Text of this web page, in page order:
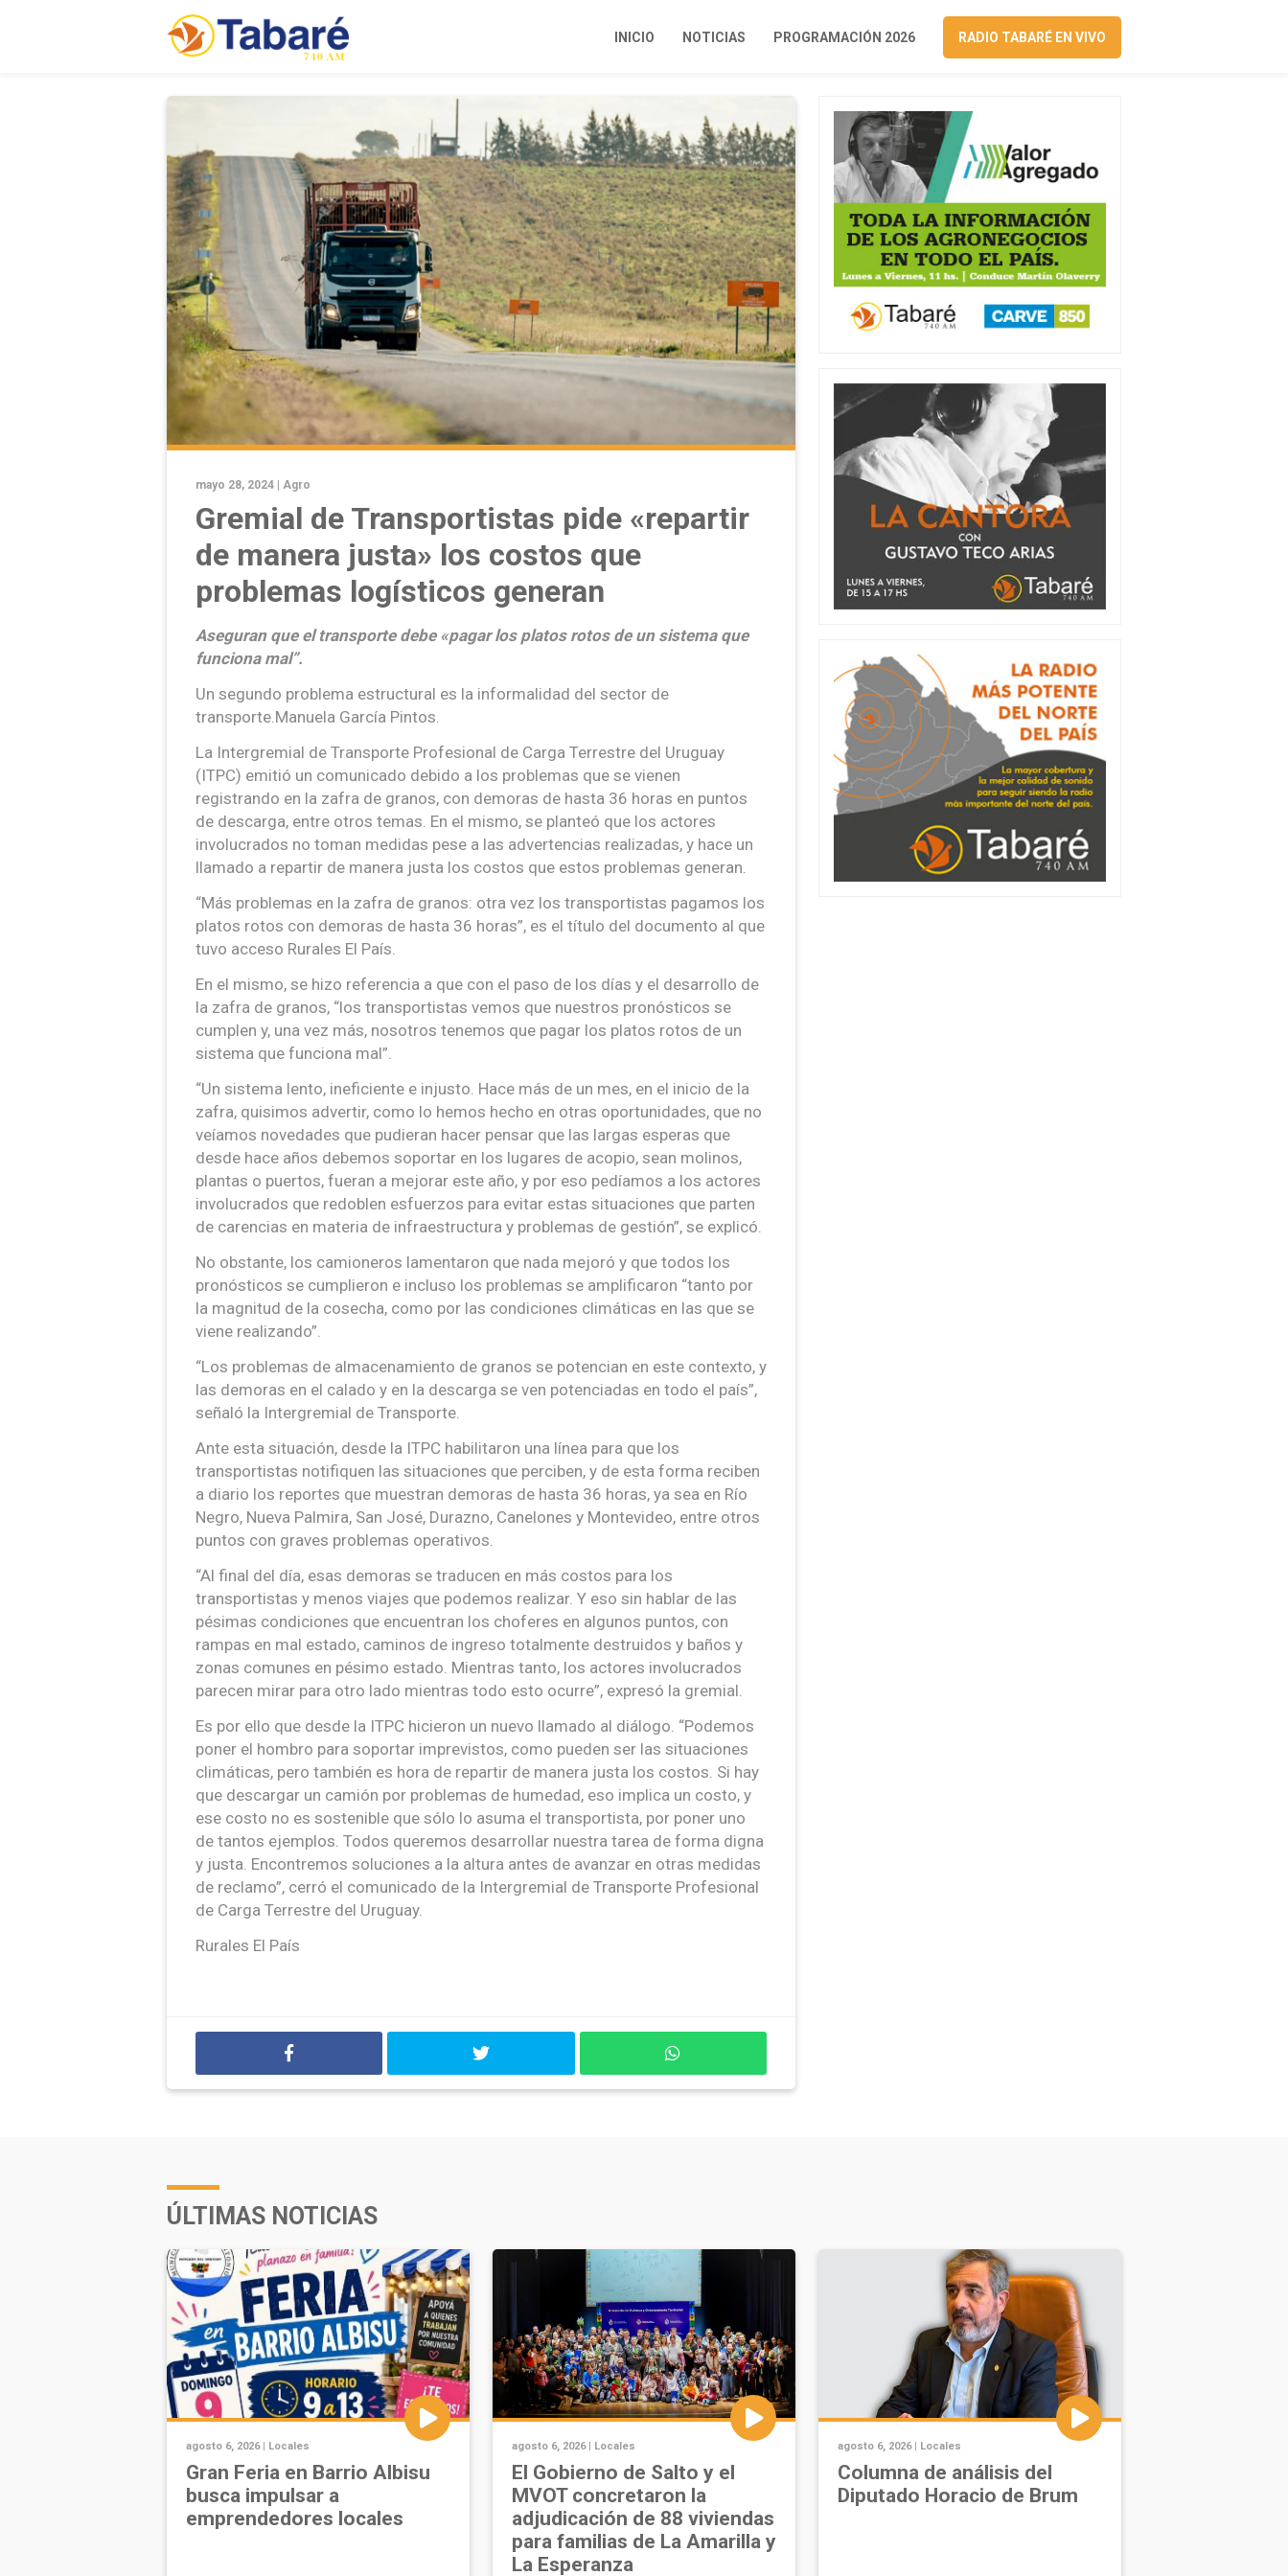
INICIO NOTICIAS PROGRAMACIÓN 2026 RADIO TABARÉ EN VIVO
mayo 28, 2024 | Agro
Gremial de Transportistas pide «repartir
de manera justa» los costos que
problemas logísticos generan
Aseguran que el transporte debe «pagar los platos rotos de un sistema que
funciona mal”.
Un segundo problema estructural es la informalidad del sector de
transporte.Manuela García Pintos.
La Intergremial de Transporte Profesional de Carga Terrestre del Uruguay
(ITPC) emitió un comunicado debido a los problemas que se vienen
registrando en la zafra de granos, con demoras de hasta 36 horas en puntos
de descarga, entre otros temas. En el mismo, se planteó que los actores
involucrados no toman medidas pese a las advertencias realizadas, y hace un
llamado a repartir de manera justa los costos que estos problemas generan.
“Más problemas en la zafra de granos: otra vez los transportistas pagamos los
platos rotos con demoras de hasta 36 horas”, es el título del documento al que
tuvo acceso Rurales El País.
En el mismo, se hizo referencia a que con el paso de los días y el desarrollo de
la zafra de granos, “los transportistas vemos que nuestros pronósticos se
cumplen y, una vez más, nosotros tenemos que pagar los platos rotos de un
sistema que funciona mal”.
“Un sistema lento, ineficiente e injusto. Hace más de un mes, en el inicio de la
zafra, quisimos advertir, como lo hemos hecho en otras oportunidades, que no
veíamos novedades que pudieran hacer pensar que las largas esperas que
desde hace años debemos soportar en los lugares de acopio, sean molinos,
plantas o puertos, fueran a mejorar este año, y por eso pedíamos a los actores
involucrados que redoblen esfuerzos para evitar estas situaciones que parten
de carencias en materia de infraestructura y problemas de gestión”, se explicó.
No obstante, los camioneros lamentaron que nada mejoró y que todos los
pronósticos se cumplieron e incluso los problemas se amplificaron “tanto por
la magnitud de la cosecha, como por las condiciones climáticas en las que se
viene realizando”.
“Los problemas de almacenamiento de granos se potencian en este contexto, y
las demoras en el calado y en la descarga se ven potenciadas en todo el país”,
señaló la Intergremial de Transporte.
Ante esta situación, desde la ITPC habilitaron una línea para que los
transportistas notifiquen las situaciones que perciben, y de esta forma reciben
a diario los reportes que muestran demoras de hasta 36 horas, ya sea en Río
Negro, Nueva Palmira, San José, Durazno, Canelones y Montevideo, entre otros
puntos con graves problemas operativos.
“Al final del día, esas demoras se traducen en más costos para los
transportistas y menos viajes que podemos realizar. Y eso sin hablar de las
pésimas condiciones que encuentran los choferes en algunos puntos, con
rampas en mal estado, caminos de ingreso totalmente destruidos y baños y
zonas comunes en pésimo estado. Mientras tanto, los actores involucrados
parecen mirar para otro lado mientras todo esto ocurre”, expresó la gremial.
Es por ello que desde la ITPC hicieron un nuevo llamado al diálogo. “Podemos
poner el hombro para soportar imprevistos, como pueden ser las situaciones
climáticas, pero también es hora de repartir de manera justa los costos. Si hay
que descargar un camión por problemas de humedad, eso implica un costo, y
ese costo no es sostenible que sólo lo asuma el transportista, por poner uno
de tantos ejemplos. Todos queremos desarrollar nuestra tarea de forma digna
y justa. Encontremos soluciones a la altura antes de avanzar en otras medidas
de reclamo”, cerró el comunicado de la Intergremial de Transporte Profesional
de Carga Terrestre del Uruguay.
Rurales El País
ÚLTIMAS NOTICIAS
agosto 6, 2026 | Locales
Gran Feria en Barrio Albisu
busca impulsar a
emprendedores locales
agosto 6, 2026 | Locales
El Gobierno de Salto y el
MVOT concretaron la
adjudicación de 88 viviendas
para familias de La Amarilla y
La Esperanza
agosto 6, 2026 | Locales
Columna de análisis del
Diputado Horacio de Brum